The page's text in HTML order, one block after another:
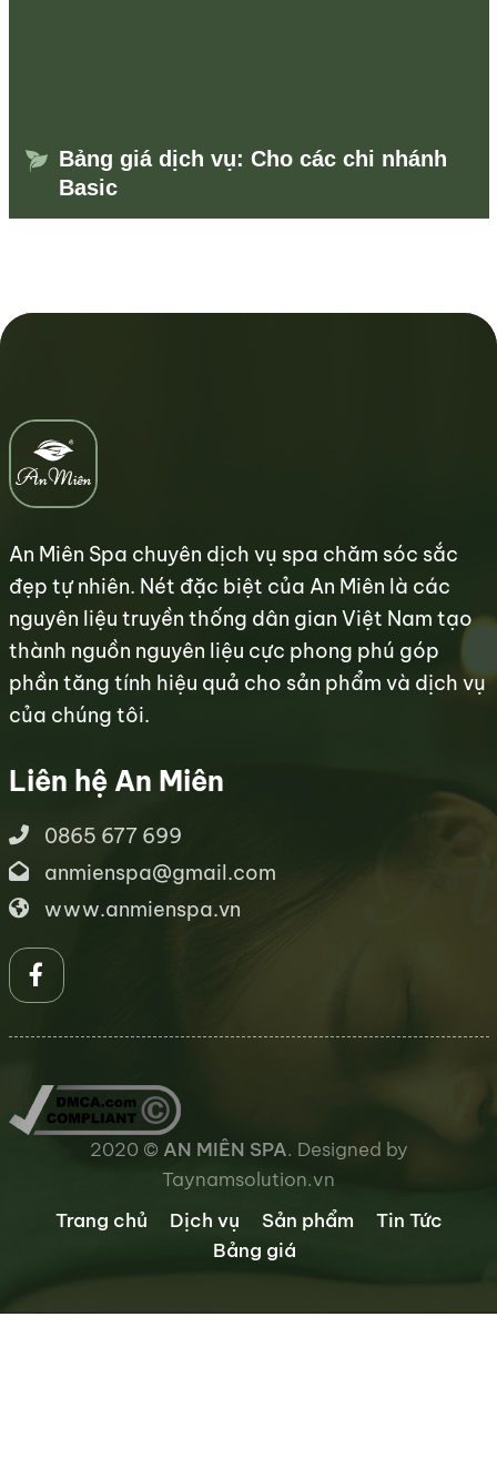
Bảng giá dịch vụ: Cho các chi nhánh
Basic
An Miên Spa chuyên dịch vụ spa chăm sóc sắc
đẹp tự nhiên. Nét đặc biệt của An Miên là các
nguyên liệu truyền thống dân gian Việt Nam tạo
thành nguồn nguyên liệu cực phong phú góp
phần tăng tính hiệu quả cho sản phẩm và dịch vụ
của chúng tôi.
Liên hệ An Miên
0865 677 699
anmienspa@gmail.com
www.anmienspa.vn
2020 © AN MIÊN SPA. Designed by
Taynamsolution.vn
Trang chủ
Dịch vụ Sản phẩm
Tin Tức
Bảng giá